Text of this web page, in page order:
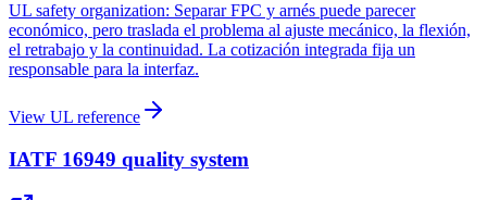
UL safety organization: Separar FPC y arnés puede parecer
económico, pero traslada el problema al ajuste mecánico, la flexión,
el retrabajo y la continuidad. La cotización integrada fija un
responsable para la interfaz.
View UL reference
IATF 16949 quality system